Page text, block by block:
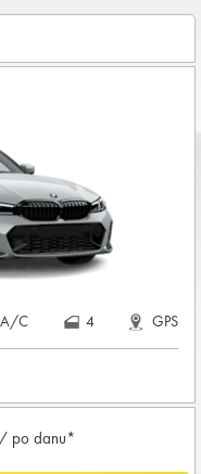
štete (CDW) i krađe
u iznosu od
NAJMA
A/C 4 GPS
po danu*